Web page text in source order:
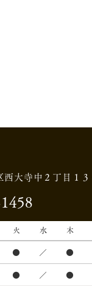
２丁目１３－１
大寺中２丁目１３
火 水 木
● ／ ●
● ／ ●